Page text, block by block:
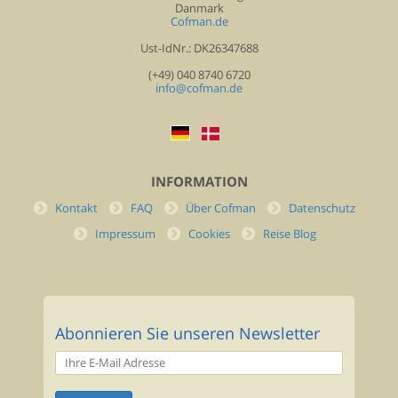
Danmark
Cofman.de
Ust-IdNr.: DK26347688
(+49) 040 8740 6720
info@cofman.de
INFORMATION
Kontakt FAQ Über Cofman
Datenschutz
Impressum
Cookies Reise Blog
Abonnieren Sie unseren Newsletter